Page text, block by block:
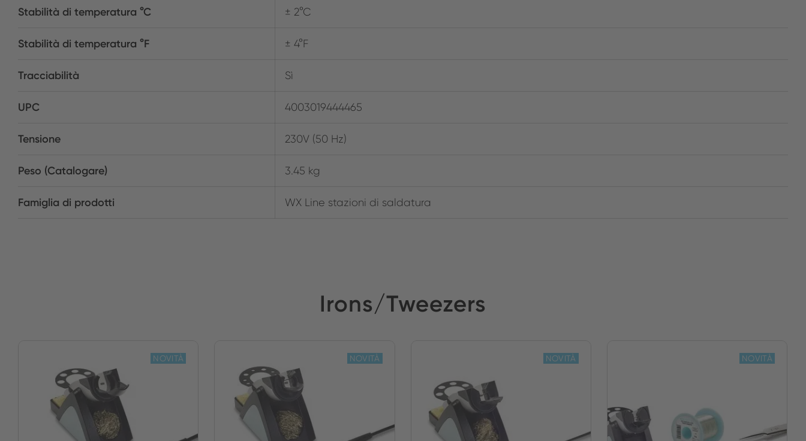
Stabilità di temperatura °C ± 2°C
Stabilità di temperatura °F ± 4°F
Tracciabilità Sì
UPC 4003019444465
Tensione 230V (50 Hz)
Peso (Catalogare) 3.45 kg
Famiglia di prodotti WX Line stazioni di saldatura
Irons/Tweezers
NOVITÀ NOVITÀ NOVITÀ NOVITÀ